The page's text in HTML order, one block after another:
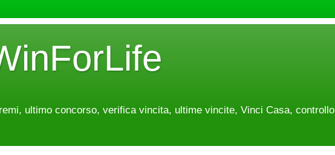
ultimo concorso, verifica vincita, ultime vincite, Vinci Casa, controllo